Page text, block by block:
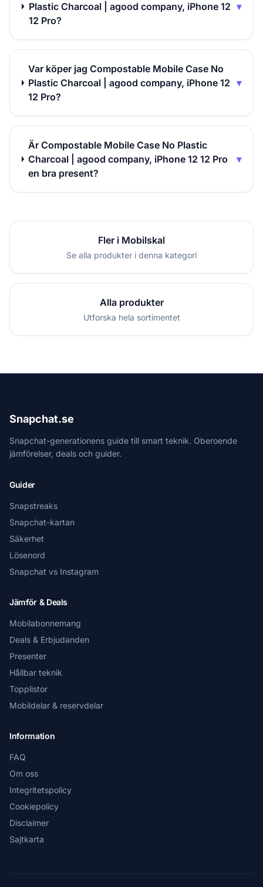
Plastic Charcoal | agood company, iPhone 12
12 Pro?
▾
Var köper jag Compostable Mobile Case No
Plastic Charcoal | agood company, iPhone 12
12 Pro?
▾
Är Compostable Mobile Case No Plastic
Charcoal | agood company, iPhone 12 12 Pro
en bra present?
▾
Fler i Mobilskal
Se alla produkter i denna kategori
Alla produkter
Utforska hela sortimentet
Snapchat.se
Snapchat-generationens guide till smart teknik. Oberoende
jämförelser, deals och guider.
Guider
Snapstreaks
Snapchat-kartan
Säkerhet
Lösenord
Snapchat vs Instagram
Jämför & Deals
Mobilabonnemang
Deals & Erbjudanden
Presenter
Hållbar teknik
Topplistor
Mobildelar & reservdelar
Information
FAQ
Om oss
Integritetspolicy
Cookiepolicy
Disclaimer
Sajtkarta